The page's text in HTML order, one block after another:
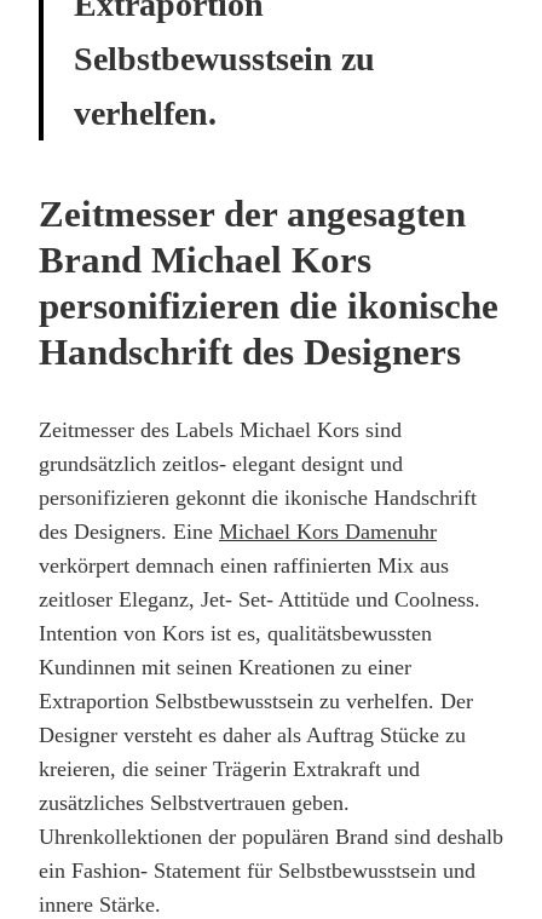
Selbstbewusstsein zu
verhelfen.
Zeitmesser der angesagten
Brand Michael Kors
personifizieren die ikonische
Handschrift des Designers
Zeitmesser des Labels Michael Kors sind
grundsätzlich zeitlos- elegant designt und
personifizieren gekonnt die ikonische Handschrift
des Designers. Eine Michael Kors Damenuhr
verkörpert demnach einen raffinierten Mix aus
zeitloser Eleganz, Jet- Set- Attitüde und Coolness.
Intention von Kors ist es, qualitätsbewussten
Kundinnen mit seinen Kreationen zu einer
Extraportion Selbstbewusstsein zu verhelfen. Der
Designer versteht es daher als Auftrag Stücke zu
kreieren, die seiner Trägerin Extrakraft und
zusätzliches Selbstvertrauen geben.
Uhrenkollektionen der populären Brand sind deshalb
ein Fashion- Statement für Selbstbewusstsein und
innere Stärke.